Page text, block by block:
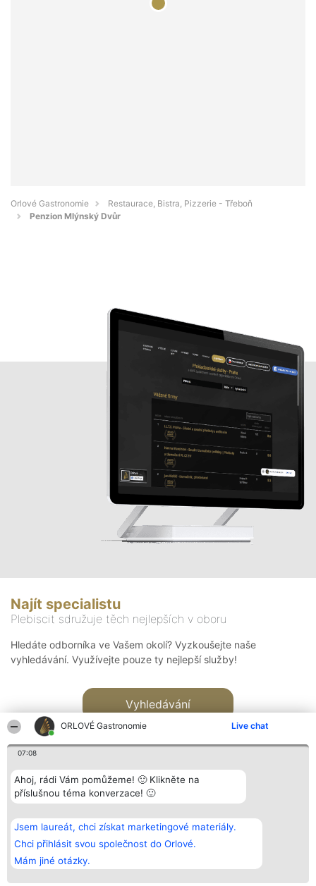
ORLOVÉ Gastronomie Live chat
07:08
Ahoj, rádi Vám pomůžeme! 🙂 Klikněte na
příslušnou téma konverzace! 🙂
Jsem laureát, chci získat marketingové materiály.
Chci přihlásit svou společnost do Orlové.
Mám jiné otázky.
Orlové Gastronomie
Restaurace, Bistra, Pizzerie - Třeboň
Penzion Mlýnský Dvůr
Najít specialistu
Plebiscit sdružuje těch nejlepších v oboru
Hledáte odborníka ve Vašem okolí? Vyzkoušejte naše
vyhledávání. Využívejte pouze ty nejlepší služby!
Vyhledávání
Bright Side Solutions sp. z o.
o. sp. k.
ul. Ruska 22
Wrocław 50-079
KRS 0000749100 | Regon
381313360 | NIP 8943132676
Vítězové
Seznam všech
laureátů
Zásady
Zásady
Kontakt